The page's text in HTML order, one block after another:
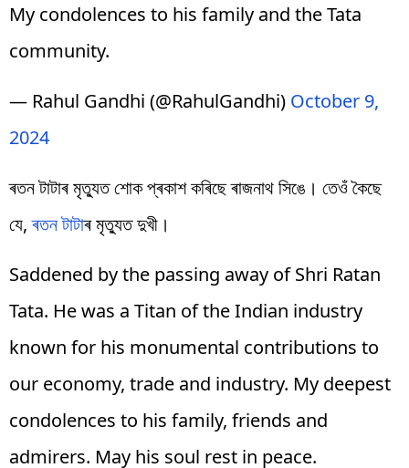
My condolences to his family and the Tata
community.
— Rahul Gandhi (@RahulGandhi) October 9,
2024
ৰতন টাটাৰ মৃত্যুত শোক প্ৰকাশ কৰিছে ৰাজনাথ সিঙে। তেওঁ কৈছে
যে,ৰতন টাটাৰ মৃত্যুত দুখী।
Saddened by the passing away of Shri Ratan
Tata. He was a Titan of the Indian industry
known for his monumental contributions to
our economy, trade and industry. My deepest
condolences to his family, friends and
admirers. May his soul rest in peace.